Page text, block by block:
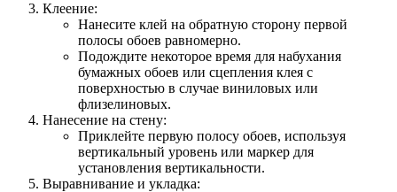
Клеение:
Нанесите клей на обратную сторону первой
полосы обоев равномерно.
Подождите некоторое время для набухания
бумажных обоев или сцепления клея с
поверхностью в случае виниловых или
флизелиновых.
Нанесение на стену:
Приклейте первую полосу обоев, используя
вертикальный уровень или маркер для
установления вертикальности.
Выравнивание и укладка: